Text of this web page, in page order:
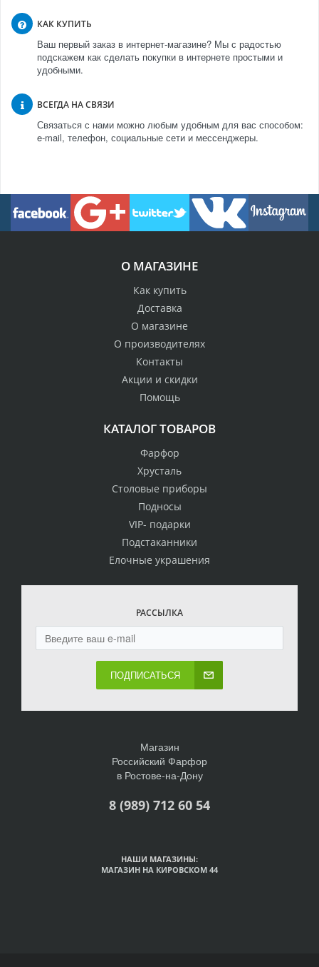
КАК КУПИТЬ
Ваш первый заказ в интернет-магазине? Мы с радостью
подскажем как сделать покупки в интернете простыми и
удобными.
ВСЕГДА НА СВЯЗИ
Связаться с нами можно любым удобным для вас способом:
e-mail, телефон, социальные сети и мессенджеры.
О МАГАЗИНЕ
Как купить
Доставка
О магазине
О производителях
Контакты
Акции и скидки
Помощь
КАТАЛОГ ТОВАРОВ
Фарфор
Хрусталь
Столовые приборы
Подносы
VIP- подарки
Подстаканники
Елочные украшения
РАССЫЛКА
ПОДПИСАТЬСЯ
Магазин
Российский Фарфор
в Ростове-на-Дону
8 (989) 712 60 54
НАШИ МАГАЗИНЫ:
МАГАЗИН НА КИРОВСКОМ 44